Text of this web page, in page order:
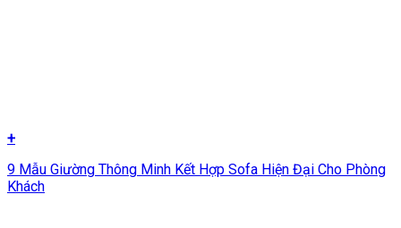
+
9 Mẫu Giường Thông Minh Kết Hợp Sofa Hiện Đại Cho Phòng
Khách